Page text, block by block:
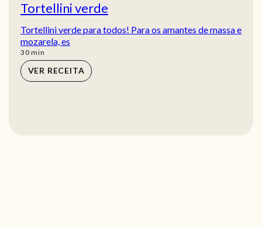
Tortellini verde
Tortellini verde para todos! Para os amantes de massa e
mozarela, es
30min
min
VER RECEITA